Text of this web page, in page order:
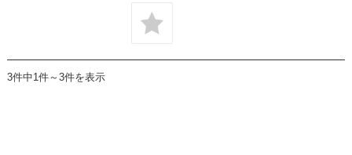
3件中1件～3件を表示